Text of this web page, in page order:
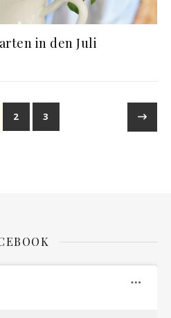
in den Juli
2 3